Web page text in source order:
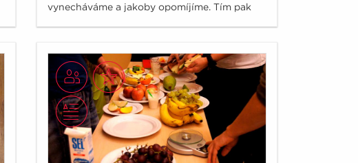
vynecháváme a jakoby opomíjíme. Tím pak
strukturální změny.